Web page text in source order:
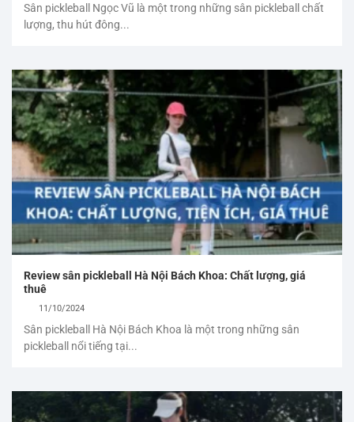
Sân pickleball Ngọc Vũ là một trong những sân pickleball chất
lượng, thu hút đông...
Review sân pickleball Hà Nội Bách Khoa: Chất lượng, giá
thuê
11/10/2024
Sân pickleball Hà Nội Bách Khoa là một trong những sân
pickleball nổi tiếng tại...